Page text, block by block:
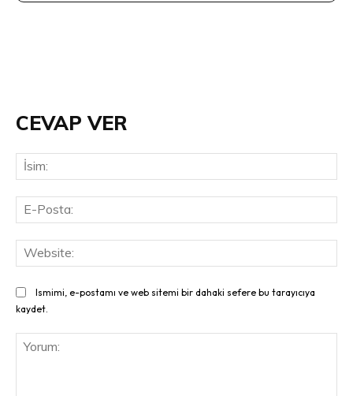
CEVAP VER
Ismimi, e-postamı ve web sitemi bir dahaki sefere bu tarayıcıya
kaydet.